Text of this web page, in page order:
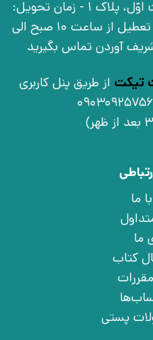
فروردین و خ فخر رازی)، بن‌بست اوّل، پلاک 1 - زمان تحویل:
شنبه تا چهارشنبه به جز روزهای تعطیل از ساعت 10 صبح الی
تیکت از طریق پنل کاربری
ما
ما
کتاب
پستی